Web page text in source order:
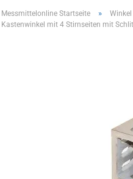
Messmittelonline Startseite »
Kastenwinkel mit 4 Stirnseiten mit